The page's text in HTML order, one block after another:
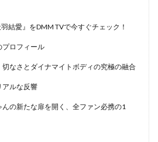
結愛』をDMM TVで今すぐチェック！
プロフィール
なさとダイナマイトボディの究極の融合
アルな反響
んの新たな扉を開く、全ファン必携の1